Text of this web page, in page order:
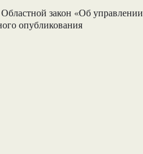
закон «Об управлении
опубликования